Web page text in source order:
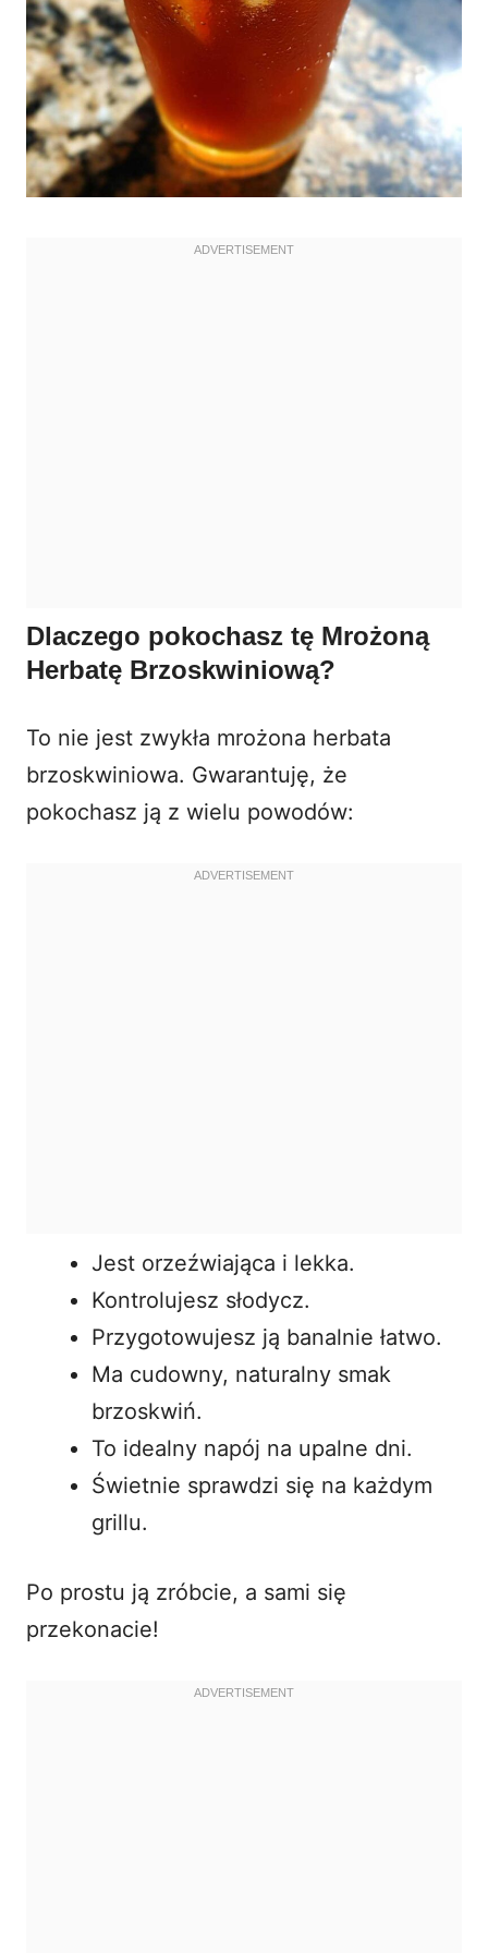
Dlaczego pokochasz tę Mrożoną
Herbatę Brzoskwiniową?
To nie jest zwykła mrożona herbata
brzoskwiniowa. Gwarantuję, że
pokochasz ją z wielu powodów:
Jest orzeźwiająca i lekka.
Kontrolujesz słodycz.
Przygotowujesz ją banalnie łatwo.
Ma cudowny, naturalny smak
brzoskwiń.
To idealny napój na upalne dni.
Świetnie sprawdzi się na każdym
grillu.
Po prostu ją zróbcie, a sami się
przekonacie!